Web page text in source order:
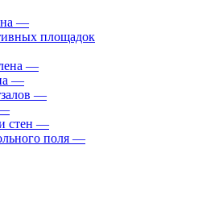
—
площадок
—
—
—
стен —
поля —